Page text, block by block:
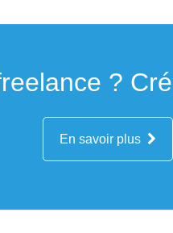
?
En savoir plus